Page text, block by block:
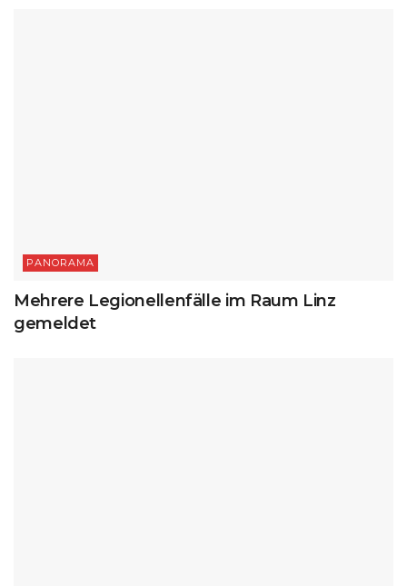
PANORAMA
Mehrere Legionellenfälle im Raum Linz
gemeldet